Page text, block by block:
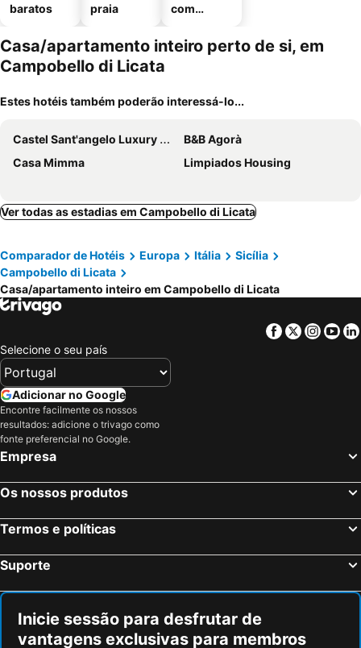
baratos
praia
com
mento
Casa/apartamento inteiro perto de si, em
Campobello di Licata
Estes hotéis também poderão interessá-lo...
Castel Sant'angelo Luxury House
B&B Agorà
Casa Mimma
Limpiados Housing
Ver todas as estadias em Campobello di Licata
Comparador de Hotéis Europa Itália
Sicília
Campobello di Licata
Casa/apartamento inteiro em Campobello di Licata
Facebook
Twitter
Selecione o seu país
Adicionar no Google
Encontre facilmente os nossos
resultados: adicione o trivago como
fonte preferencial no Google.
Empresa
Os nossos produtos
Termos e políticas
Suporte
Inicie sessão para desfrutar de
vantagens exclusivas para membros